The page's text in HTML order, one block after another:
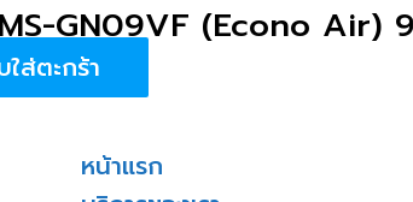
GN09VF (Econo Air)
ส่ตะกร้า
หน้าแรก